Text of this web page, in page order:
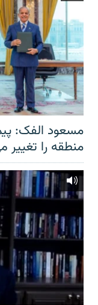
مسعود الفک:
منطقه را تغییر